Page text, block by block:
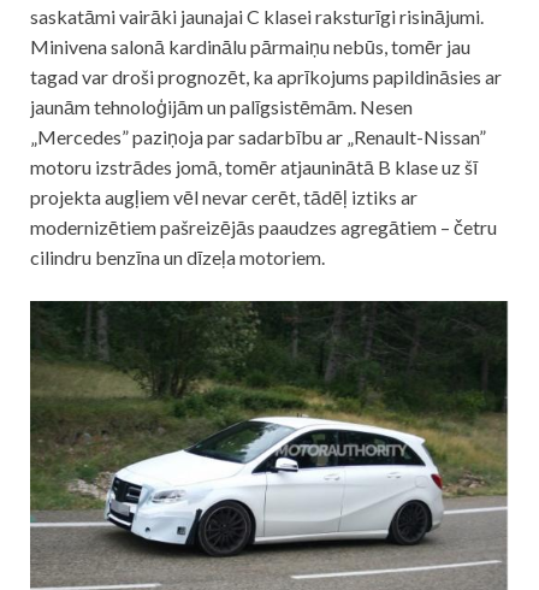
saskatāmi vairāki jaunajai C klasei raksturīgi risinājumi.
Minivena salonā kardinālu pārmaiņu nebūs, tomēr jau
tagad var droši prognozēt, ka aprīkojums papildināsies ar
jaunām tehnoloģijām un palīgsistēmām. Nesen
„Mercedes” paziņoja par sadarbību ar „Renault-Nissan”
motoru izstrādes jomā, tomēr atjauninātā B klase uz šī
projekta augļiem vēl nevar cerēt, tādēļ iztiks ar
modernizētiem pašreizējās paaudzes agregātiem – četru
cilindru benzīna un dīzeļa motoriem.